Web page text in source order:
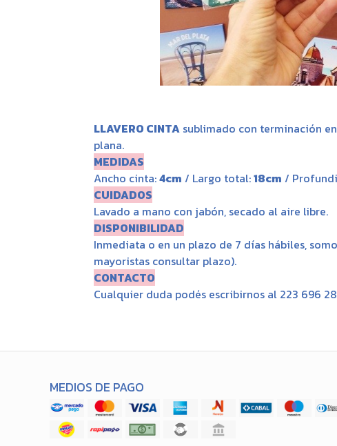
LLAVERO CINTAsublimado con terminación
plana.
MEDIDAS
Ancho cinta:4cm / Largo total:18cm /
CUIDADOS
Lavado a mano con jabón, secado al aire libre.
DISPONIBILIDAD
Inmediata o en un plazo de 7 días hábiles,
mayoristas consultar plazo).
CONTACTO
Cualquier duda podés escribirnos al 223 696
MEDIOS DE PAGO